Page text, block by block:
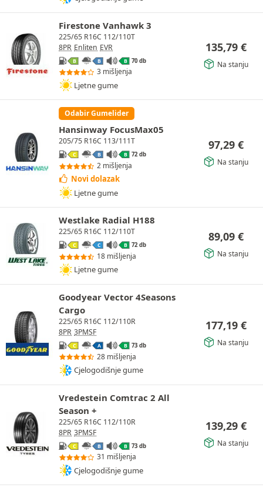
Firestone Vanhawk 3
225/65 R16C 112/110T
8PR Enliten EVR
B B B 70 db
3 mišljenja
Ljetne gume
135,79 €
Na stanju
Odabir Gumelider
Hansinway FocusMax05
205/75 R16C 113/111T
C B B 72 db
2 mišljenja
Novi dolazak
Ljetne gume
97,29 €
Na stanju
Westlake Radial H188
225/65 R16C 112/110T
C C B 72 db
18 mišljenja
Ljetne gume
89,09 €
Na stanju
Goodyear Vector 4Seasons
Cargo
225/65 R16C 112/110R
8PR 3PMSF
C A B 73 db
28 mišljenja
Cjelogodišnje gume
177,19 €
Na stanju
Vredestein Comtrac 2 All
Season +
225/65 R16C 112/110R
8PR 3PMSF
C B B 73 db
31 mišljenja
Cjelogodišnje gume
139,29 €
Na stanju